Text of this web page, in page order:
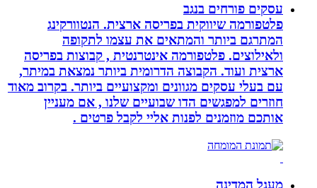
עסקים פורחים בנגב
פלטפורמה שיווקית בפריסה ארצית. הנטוורקינג
המתרגם ביותר והמתאים את עצמו לתקופה
ולאילוצים. פלטפורמה אינטרנטית , קבוצות בפריסה
ארצית ועוד. הקבוצה הדרומית ביותר נמצאת במיתר,
עם בעלי עסקים מגוונים ומקצועיים ביותר. בקרוב מאוד
חוזרים למפגשים הדו שבועיים שלנו , אם מעניין
אותכם מוזמנים לפנות אליי לקבל פרטים .
מעגל המדינה